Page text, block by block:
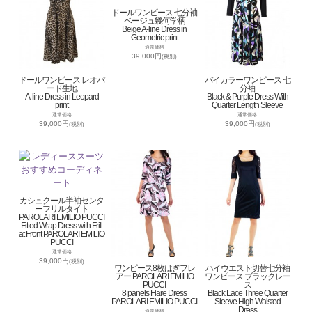
ドールワンピース レオパ
ード生地
A-line Dress in Leopard
print
通常価格
39,000円(税別)
ドールワンピース 七分袖
ベージュ幾何学柄
Beige A-line Dress in
Geometric print
通常価格
39,000円(税別)
バイカラーワンピース 七
分袖
Black & Purple Dress With
Quarter Length Sleeve
通常価格
39,000円(税別)
カシュクール半袖センタ
ーフリルタイト
PAROLARI EMILIO PUCCI
Fitted Wrap Dress with Frill
at Front PAROLARI EMILIO
PUCCI
通常価格
39,000円(税別)
ワンピース8枚はぎフレ
アー PAROLARI EMILIO
PUCCI
8 panels Flare Dress
PAROLARI EMILIO PUCCI
通常価格
ハイウエスト切替七分袖
ワンピース ブラックレー
ス
Black Lace Three Quarter
Sleeve High Waisted
Dress